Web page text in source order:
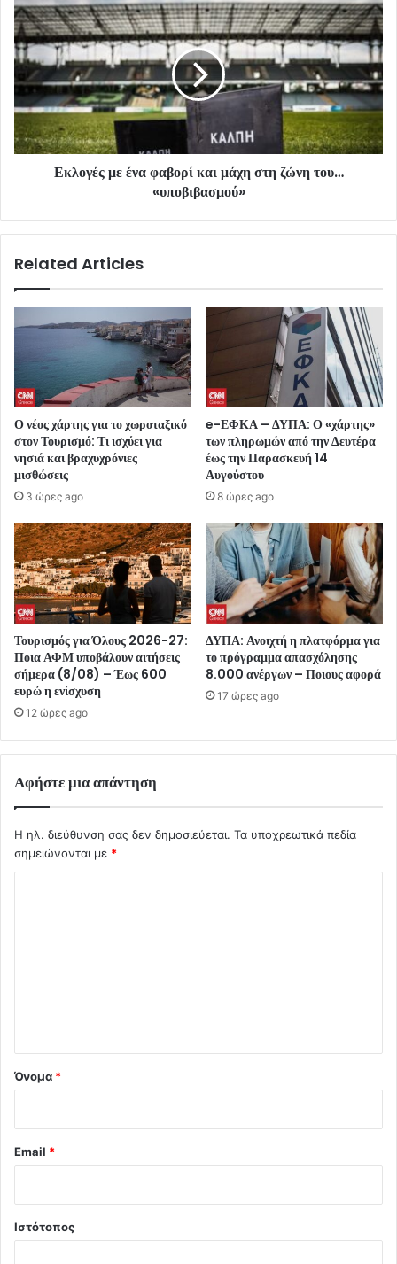
Εκλογές με ένα φαβορί και μάχη στη ζώνη του…
«υποβιβασμού»
Related Articles
Ο νέος χάρτης για το χωροταξικό
στον Τουρισμό: Τι ισχύει για
νησιά και βραχυχρόνιες
μισθώσεις
3 ώρες ago
e-ΕΦΚΑ – ΔΥΠΑ: Ο «χάρτης»
των πληρωμών από την Δευτέρα
έως την Παρασκευή 14
Αυγούστου
8 ώρες ago
Τουρισμός για Όλους 2026-27:
Ποια ΑΦΜ υποβάλουν αιτήσεις
σήμερα (8/08) – Έως 600
ευρώ η ενίσχυση
12 ώρες ago
ΔΥΠΑ: Ανοιχτή η πλατφόρμα για
το πρόγραμμα απασχόλησης
8.000 ανέργων – Ποιους αφορά
17 ώρες ago
Αφήστε μια απάντηση
Η ηλ. διεύθυνση σας δεν δημοσιεύεται. Τα υποχρεωτικά πεδία
σημειώνονται με *
Όνομα *
Email *
Ιστότοπος